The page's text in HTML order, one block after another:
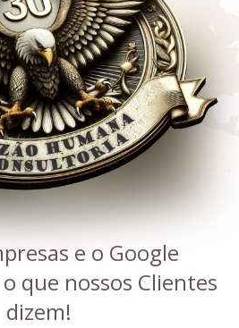
e o Google
que nossos Clientes
dizem!